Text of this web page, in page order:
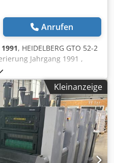
Anrufen
1991, HEIDELBERG GTO 52-2
Jahrgang 1991 ,
gute Zylinder, keine
Dcodpfx
Kleinanzeige